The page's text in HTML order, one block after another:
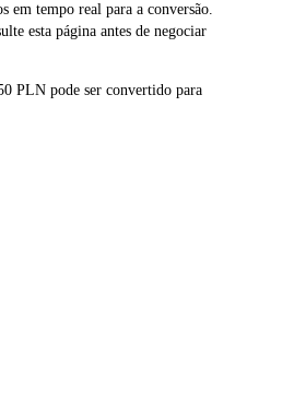
tempo real para a conversão.
esta página antes de negociar
PLN pode ser convertido para